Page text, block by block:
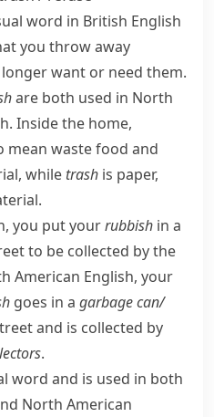
word in British English
you throw away
want or need them.
are both used in North
. Inside the home,
mean waste food and
while trash is paper,
, you put yourrubbish in a
to be collected by the
American English, your
goes in a garbage can/​
and is collected by
.
word and is used in both
North American